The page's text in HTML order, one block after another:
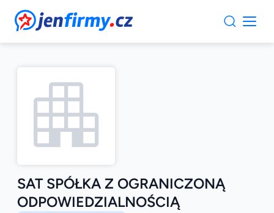
JenFirmy.cz
SAT SPÓŁKA Z OGRANICZONĄ
ODPOWIEDZIALNOŚCIĄ